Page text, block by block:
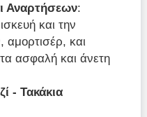
Αναρτήσεων:
και την
αμορτισέρ, και
ασφαλή και άνετη
- Τακάκια